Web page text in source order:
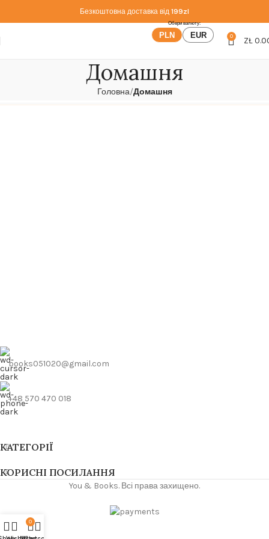
Безкоштовна доставка від 199zl
PLN EUR 0 ZŁ
Домашня
Головна Домашня
books051020@gmail.com
+48 570 470 018
КАТЕГОРІЇ
КОРИСНІ ПОСИЛАННЯ
You & Books. Всі права захищено.
0